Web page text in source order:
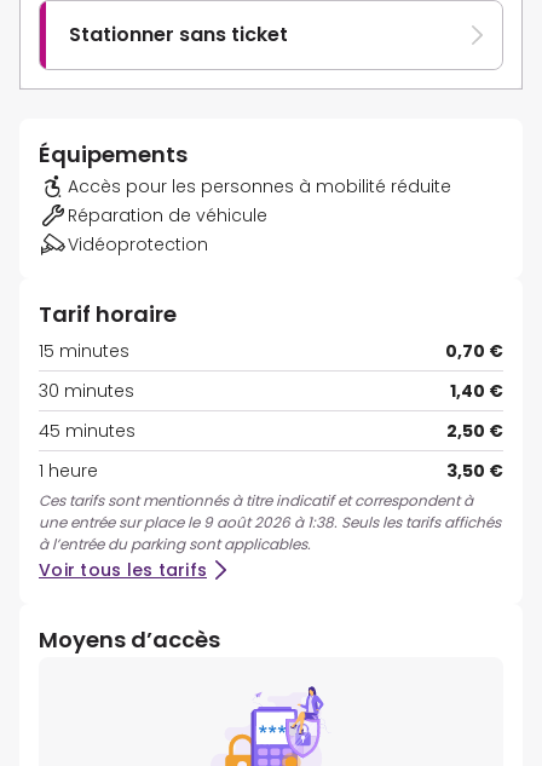
Stationner sans ticket
Équipements
Accès pour les personnes à mobilité réduite
Réparation de véhicule
Vidéoprotection
Tarif horaire
15 minutes
0,70 €
30 minutes
1,40 €
45 minutes
2,50 €
1 heure
3,50 €
Ces tarifs sont mentionnés à titre indicatif et correspondent à
une entrée sur place le 9 août 2026 à 1:38. Seuls les tarifs affichés
à l’entrée du parking sont applicables.
Voir tous les tarifs
Moyens d’accès